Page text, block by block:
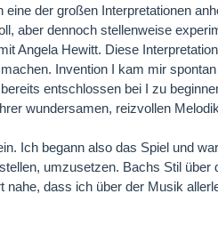
der großen Interpretationen
aber dennoch stellenweise
Angela Hewitt. Diese
Invention I kam mir
entschlossen bei I zu
wundersamen, reizvollen
Ich begann also das Spiel und
umzusetzen. Bachs Stil
dass ich über der Musik